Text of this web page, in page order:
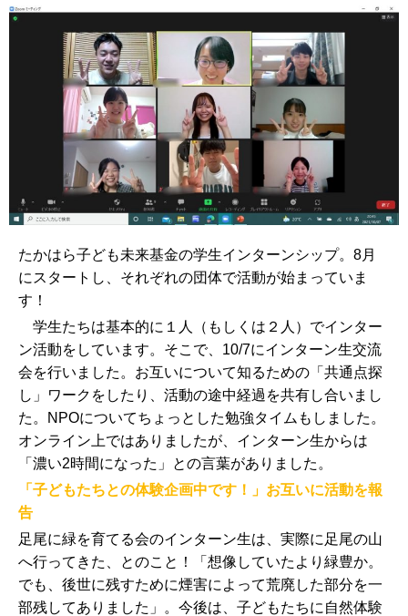
たかはら子ども未来基金の学生インターンシップ。8月
にスタートし、それぞれの団体で活動が始まっていま
す！
学生たちは基本的に１人（もしくは２人）でインター
ン活動をしています。そこで、10/7にインターン生交流
会を行いました。お互いについて知るための「共通点探
し」ワークをしたり、活動の途中経過を共有し合いまし
た。NPOについてちょっとした勉強タイムもしました。
オンライン上ではありましたが、インターン生からは
「濃い2時間になった」との言葉がありました。
「子どもたちとの体験企画中です！」お互いに活動を報
告
足尾に緑を育てる会のインターン生は、実際に足尾の山
へ行ってきた、とのこと！「想像していたより緑豊か。
でも、後世に残すために煙害によって荒廃した部分を一
部残してありました」。今後は、子どもたちに自然体験